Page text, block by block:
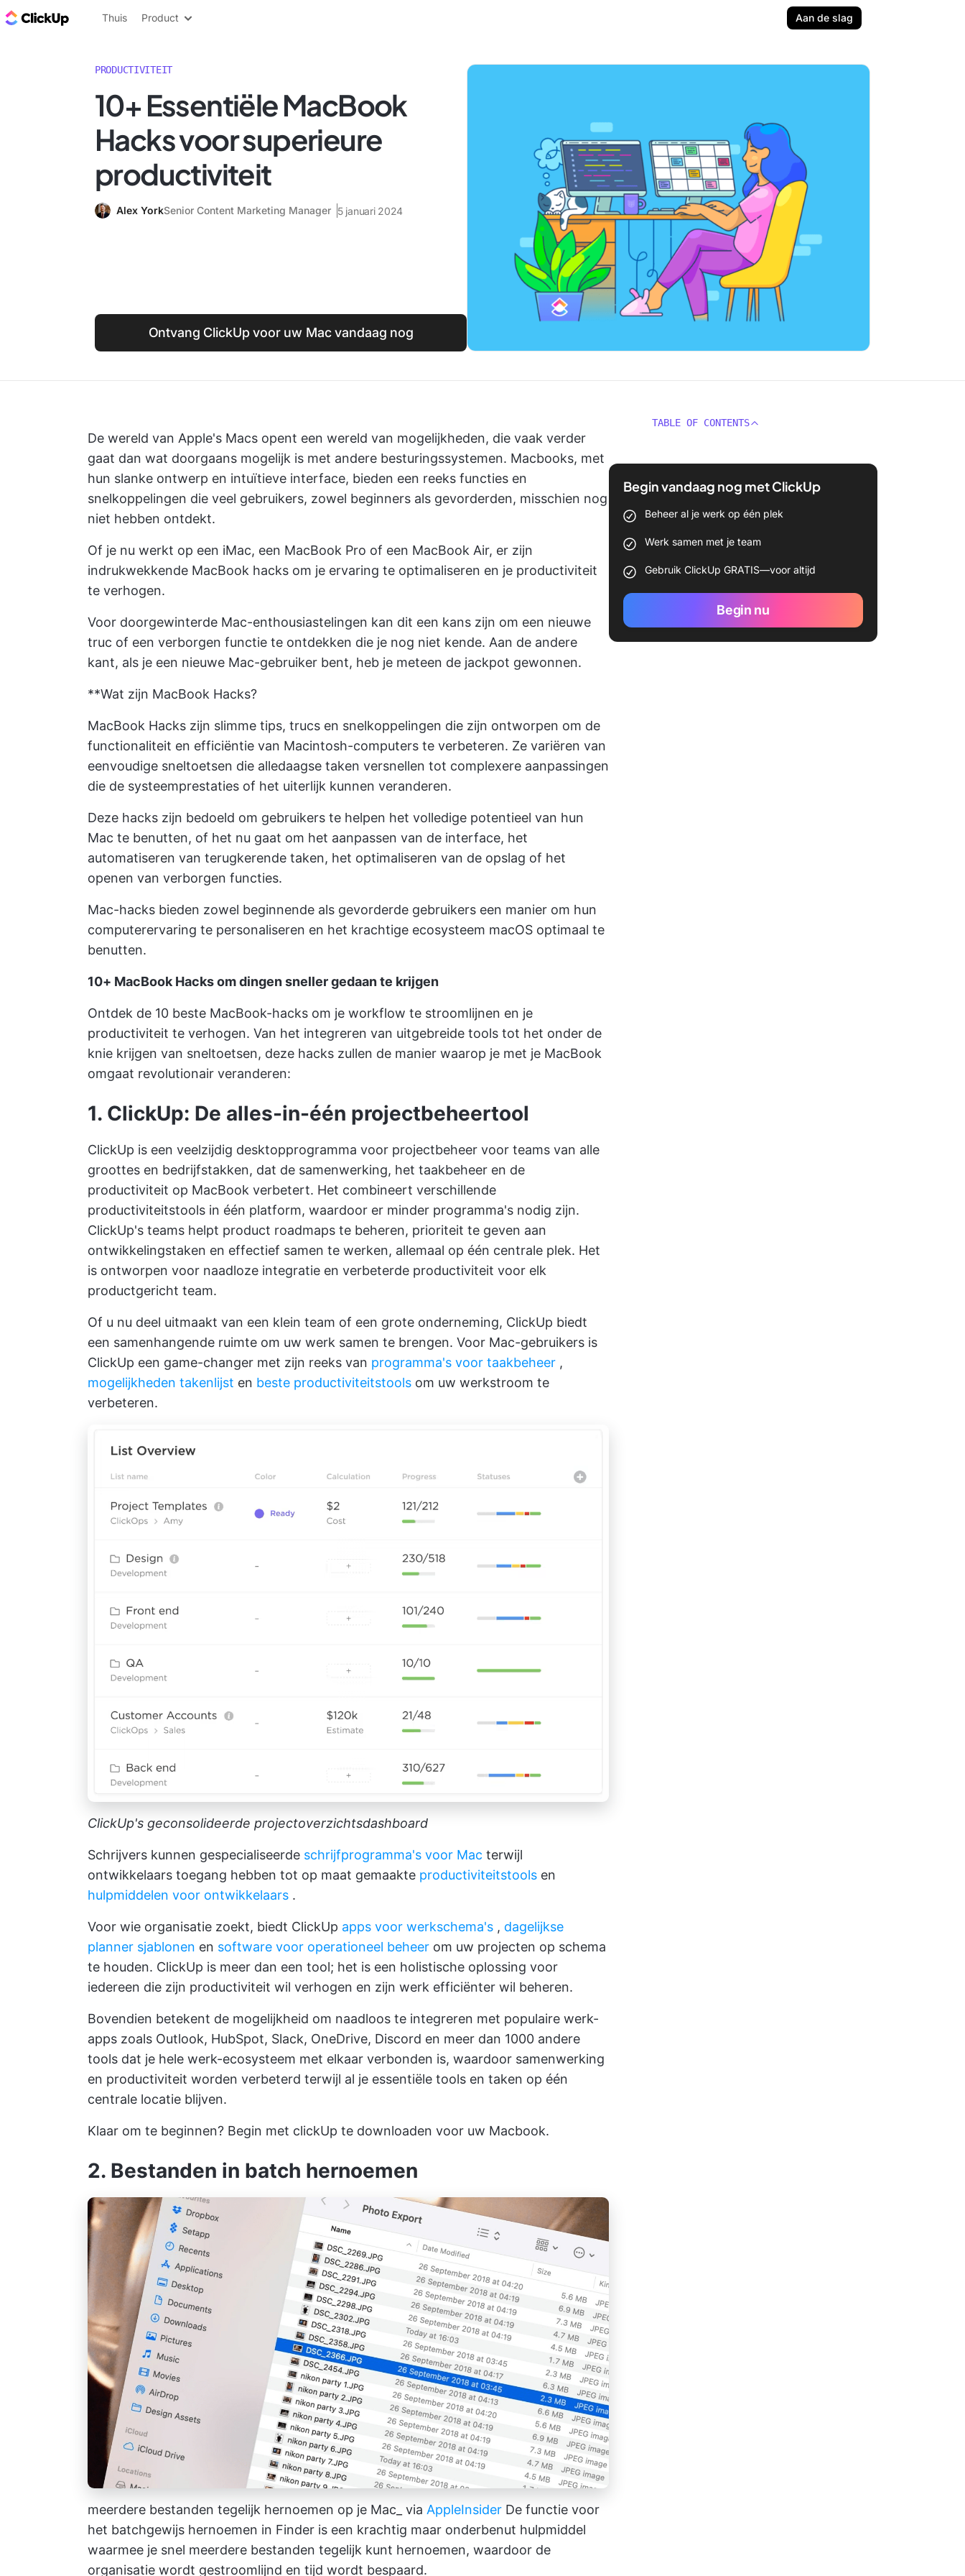
ClickUp Blog
Thuis Product Aan de slag
PRODUCTIVITEIT
10+ Essentiële MacBook
Hacks voor superieure
productiviteit
Alex YorkSenior Content Marketing Manager 5 januari 2024
Ontvang ClickUp voor uw Mac vandaag nog
De wereld van Apple's Macs opent een wereld van mogelijkheden, die vaak verder
gaat dan wat doorgaans mogelijk is met andere besturingssystemen. Macbooks, met
hun slanke ontwerp en intuïtieve interface, bieden een reeks functies en
snelkoppelingen die veel gebruikers, zowel beginners als gevorderden, misschien nog
niet hebben ontdekt.
Of je nu werkt op een iMac, een MacBook Pro of een MacBook Air, er zijn
indrukwekkende MacBook hacks om je ervaring te optimaliseren en je productiviteit
te verhogen.
Voor doorgewinterde Mac-enthousiastelingen kan dit een kans zijn om een nieuwe
truc of een verborgen functie te ontdekken die je nog niet kende. Aan de andere
kant, als je een nieuwe Mac-gebruiker bent, heb je meteen de jackpot gewonnen.
**Wat zijn MacBook Hacks?
MacBook Hacks zijn slimme tips, trucs en snelkoppelingen die zijn ontworpen om de
functionaliteit en efficiëntie van Macintosh-computers te verbeteren. Ze variëren van
eenvoudige sneltoetsen die alledaagse taken versnellen tot complexere aanpassingen
die de systeemprestaties of het uiterlijk kunnen veranderen.
Deze hacks zijn bedoeld om gebruikers te helpen het volledige potentieel van hun
Mac te benutten, of het nu gaat om het aanpassen van de interface, het
automatiseren van terugkerende taken, het optimaliseren van de opslag of het
openen van verborgen functies.
Mac-hacks bieden zowel beginnende als gevorderde gebruikers een manier om hun
computerervaring te personaliseren en het krachtige ecosysteem macOS optimaal te
benutten.
10+ MacBook Hacks om dingen sneller gedaan te krijgen
Ontdek de 10 beste MacBook-hacks om je workflow te stroomlijnen en je
productiviteit te verhogen. Van het integreren van uitgebreide tools tot het onder de
knie krijgen van sneltoetsen, deze hacks zullen de manier waarop je met je MacBook
omgaat revolutionair veranderen:
1. ClickUp: De alles-in-één projectbeheertool
ClickUp is een veelzijdig desktopprogramma voor projectbeheer voor teams van alle
groottes en bedrijfstakken, dat de samenwerking, het taakbeheer en de
productiviteit op MacBook verbetert. Het combineert verschillende
productiviteitstools in één platform, waardoor er minder programma's nodig zijn.
ClickUp's teams helpt product roadmaps te beheren, prioriteit te geven aan
ontwikkelingstaken en effectief samen te werken, allemaal op één centrale plek. Het
is ontworpen voor naadloze integratie en verbeterde productiviteit voor elk
productgericht team.
Of u nu deel uitmaakt van een klein team of een grote onderneming, ClickUp biedt
een samenhangende ruimte om uw werk samen te brengen. Voor Mac-gebruikers is
ClickUp een game-changer met zijn reeks van programma's voor taakbeheer ,
mogelijkheden takenlijst en beste productiviteitstools om uw werkstroom te
verbeteren.
ClickUp's geconsolideerde projectoverzichtsdashboard
Schrijvers kunnen gespecialiseerde schrijfprogramma's voor Mac terwijl
ontwikkelaars toegang hebben tot op maat gemaakte productiviteitstools en
hulpmiddelen voor ontwikkelaars .
Voor wie organisatie zoekt, biedt ClickUp apps voor werkschema's , dagelijkse
planner sjablonen en software voor operationeel beheer om uw projecten op schema
te houden. ClickUp is meer dan een tool; het is een holistische oplossing voor
iedereen die zijn productiviteit wil verhogen en zijn werk efficiënter wil beheren.
Bovendien betekent de mogelijkheid om naadloos te integreren met populaire werk-
apps zoals Outlook, HubSpot, Slack, OneDrive, Discord en meer dan 1000 andere
tools dat je hele werk-ecosysteem met elkaar verbonden is, waardoor samenwerking
en productiviteit worden verbeterd terwijl al je essentiële tools en taken op één
centrale locatie blijven.
Klaar om te beginnen? Begin met clickUp te downloaden voor uw Macbook.
2. Bestanden in batch hernoemen
meerdere bestanden tegelijk hernoemen op je Mac_ via AppleInsider De functie voor
het batchgewijs hernoemen in Finder is een krachtig maar onderbenut hulpmiddel
waarmee je snel meerdere bestanden tegelijk kunt hernoemen, waardoor de
organisatie wordt gestroomlijnd en tijd wordt bespaard.
TABLE OF CONTENTS
Begin vandaag nog met ClickUp
Beheer al je werk op één plek
Werk samen met je team
Gebruik ClickUp GRATIS—voor altijd
Begin nu